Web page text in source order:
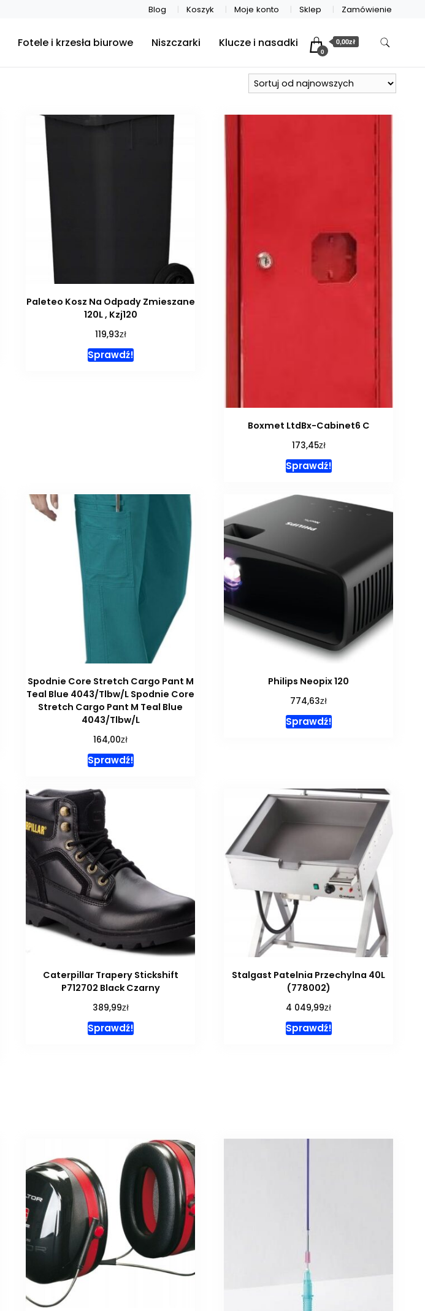
Blog Koszyk Moje konto Sklep Zamówienie
Fotele i krzesła biurowe Niszczarki Klucze i nasadki
0
0,00zł
Paleteo Kosz Na Odpady Zmieszane
120L , Kzj120
119,93zł
Sprawdź!
Boxmet LtdBx-Cabinet6 C
173,45zł
Sprawdź!
Spodnie Core Stretch Cargo Pant M
Teal Blue 4043/Tlbw/L Spodnie Core
Stretch Cargo Pant M Teal Blue
4043/Tlbw/L
164,00zł
Sprawdź!
Philips Neopix 120
774,63zł
Sprawdź!
Caterpillar Trapery Stickshift
P712702 Black Czarny
389,99zł
Sprawdź!
Stalgast Patelnia Przechylna 40L
(778002)
4 049,99zł
Sprawdź!